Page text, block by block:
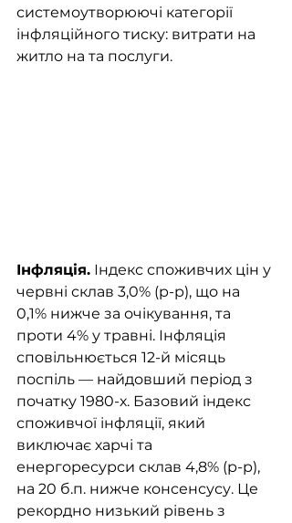
системоутворюючі категорії
інфляційного тиску: витрати на
Інфляція. Індекс споживчих цін у
червні склав 3,0% (р-р), що на
0,1% нижче за очікування, та
проти 4% у травні. Інфляція
сповільнюється 12-й місяць
поспіль — найдовший період з
початку 1980-х. Базовий індекс
споживчої інфляції, який
виключає харчі та
енергоресурси склав 4,8% (р-р),
на 20 б.п. нижче консенсусу. Це
рекордно низький рівень з